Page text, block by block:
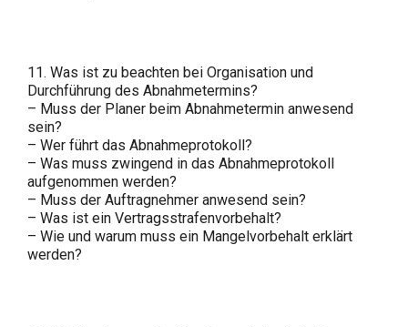
11. Was ist zu beachten bei Organisation und
Durchführung des Abnahmetermins?
– Muss der Planer beim Abnahmetermin anwesend
sein?
– Wer führt das Abnahmeprotokoll?
– Was muss zwingend in das Abnahmeprotokoll
aufgenommen werden?
– Muss der Auftragnehmer anwesend sein?
– Was ist ein Vertragsstrafenvorbehalt?
– Wie und warum muss ein Mangelvorbehalt erklärt
werden?